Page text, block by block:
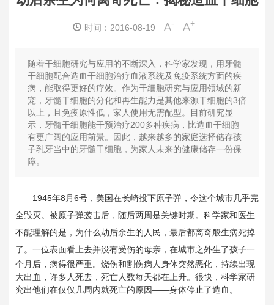
时间：2016-08-19 A- A+
随着干细胞研究与应用的不断深入，科学家发现，用牙髓
干细胞配合造血干细胞治疗血液系统及免疫系统方面的疾
病，能取得更好的疗效。作为干细胞研究与应用领域的新
宠，牙髓干细胞的分化和再生能力是其他来源干细胞的3倍
以上，且免疫原性低，家人使用无需配型。目前研究显
示，牙髓干细胞能干预治疗200多种疾病，比造血干细胞
有更广阔的应用前景。因此，越来越多的家庭选择储存孩
子乳牙当中的牙髓干细胞，为家人未来的健康储存一份保
障。
1945年8月6号，美国在长崎投下原子弹，令这个城市几乎完
全毁灭。被原子弹袭击后，随后两周是关键时期。科学家和医生
不能理解的是，为什么劫后余生的人民，最后都离奇般生病死掉
了。 一位表面看上去并没有受伤的母亲，在城市之外生了孩子一
个月后，病得很严重。烧伤和割伤病人身体突然恶化，持续出现
大出血，许多人死去，死亡人数每天都在上升。很快，科学家研
究出他们在仅仅几周内就死亡的原因——身体停止了造血。